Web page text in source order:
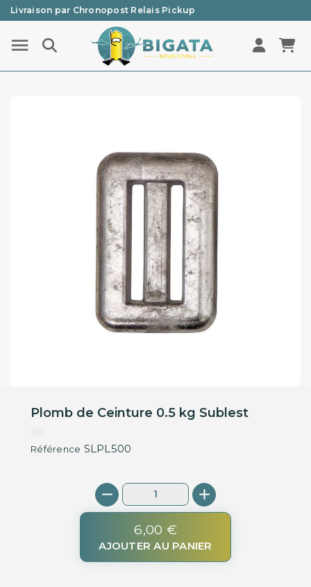
Livraison par Chronopost Relais Pickup
Une question ? Un renseignement ? 05 57 21 59 35
Plomb de Ceinture 0.5 kg Sublest
Référence SLPL500
6,00 €
AJOUTER AU PANIER